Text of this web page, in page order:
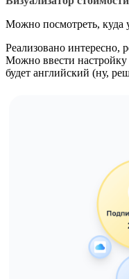
Можно посмотреть, куда
Реализовано интересно,
Можно ввести
будет английский (ну,